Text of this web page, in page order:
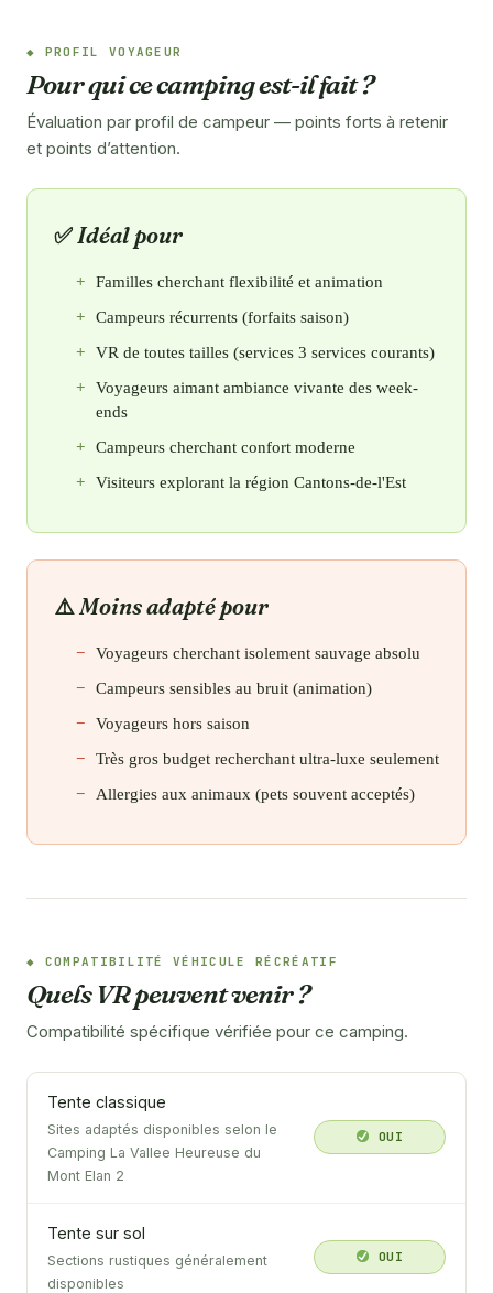
PROFIL VOYAGEUR
Pour qui ce camping est-il fait ?
Évaluation par profil de campeur — points forts à retenir
et points d’attention.
Idéal pour
Familles cherchant flexibilité et animation
Campeurs récurrents (forfaits saison)
VR de toutes tailles (services 3 services courants)
Voyageurs aimant ambiance vivante des week-
ends
Campeurs cherchant confort moderne
Visiteurs explorant la région Cantons-de-l'Est
Moins adapté pour
Voyageurs cherchant isolement sauvage absolu
Campeurs sensibles au bruit (animation)
Voyageurs hors saison
Très gros budget recherchant ultra-luxe seulement
Allergies aux animaux (pets souvent acceptés)
COMPATIBILITÉ VÉHICULE RÉCRÉATIF
Quels VR peuvent venir ?
Compatibilité spécifique vérifiée pour ce camping.
Tente classique
Sites adaptés disponibles selon le
Camping La Vallee Heureuse du
Mont Elan 2
OUI
Tente sur sol
Sections rustiques généralement
disponibles
OUI